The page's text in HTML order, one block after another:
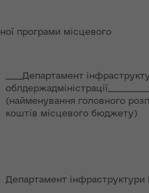
програми місцевого
____Департамент
(найменування головного
коштів місцевого бюджету)
Департамент інфраструктури